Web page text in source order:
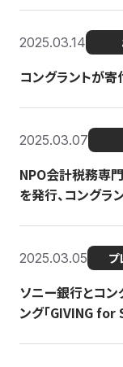
2025.03.14
コングラントが
2025.03.07
NPO会計税務専
を発行、コングラ
2025.03.05 プ
ソニー銀行とコン
ング「GIVING for